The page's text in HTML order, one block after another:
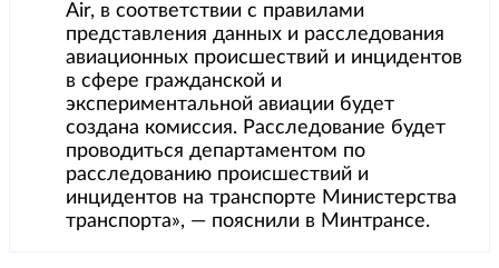
Air, в соответствии с правилами
представления данных и расследования
авиационных происшествий и инцидентов
в сфере гражданской и
экспериментальной авиации будет
создана комиссия. Расследование будет
проводиться департаментом по
расследованию происшествий и
инцидентов на транспорте Министерства
транспорта», — пояснили в Минтрансе.